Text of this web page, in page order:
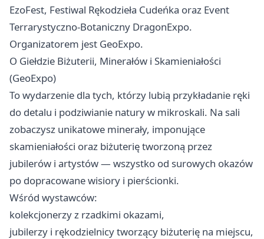
EzoFest, Festiwal Rękodzieła Cudeńka oraz Event
Terrarystyczno-Botaniczny DragonExpo.
Organizatorem jest GeoExpo.
O Giełdzie Biżuterii, Minerałów i Skamieniałości
(GeoExpo)
To wydarzenie dla tych, którzy lubią przykładanie ręki
do detalu i podziwianie natury w mikroskali. Na sali
zobaczysz unikatowe minerały, imponujące
skamieniałości oraz biżuterię tworzoną przez
jubilerów i artystów — wszystko od surowych okazów
po dopracowane wisiory i pierścionki.
Wśród wystawców:
kolekcjonerzy z rzadkimi okazami,
jubilerzy i rękodzielnicy tworzący biżuterię na miejscu,